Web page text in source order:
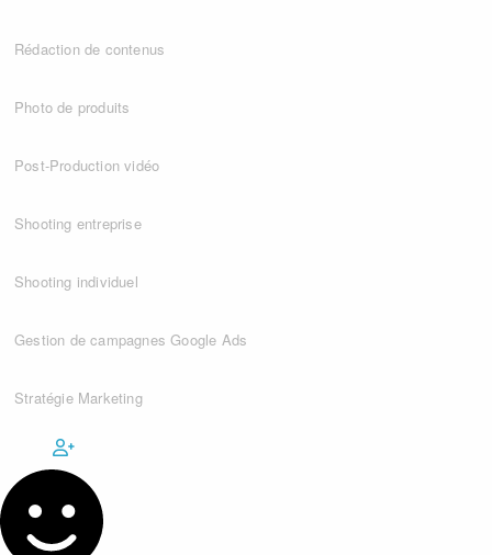
Rédaction de contenus
Photo de produits
Post-Production vidéo
Shooting entreprise
Shooting individuel
Gestion de campagnes Google Ads
Stratégie Marketing